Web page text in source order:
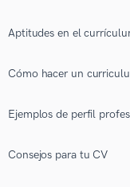
Aptitudes en el
Cómo hacer un
Ejemplos de perfil
Consejos para tu CV